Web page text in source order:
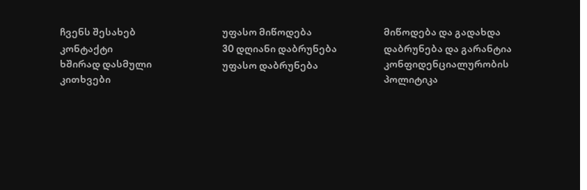
ჩვენს შესახებ
კონტაქტი
ხშირად დასმული
კითხვები
უფასო მიწოდება
30 დღიანი დაბრუნება
უფასო დაბრუნება
მიწოდება და გადახდა
დაბრუნება და გარანტია
კონფიდენციალურობის
პოლიტიკა